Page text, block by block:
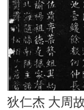
狄仁杰 大周